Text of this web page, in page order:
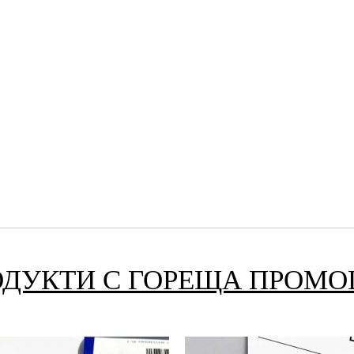
С ГОРЕЩА